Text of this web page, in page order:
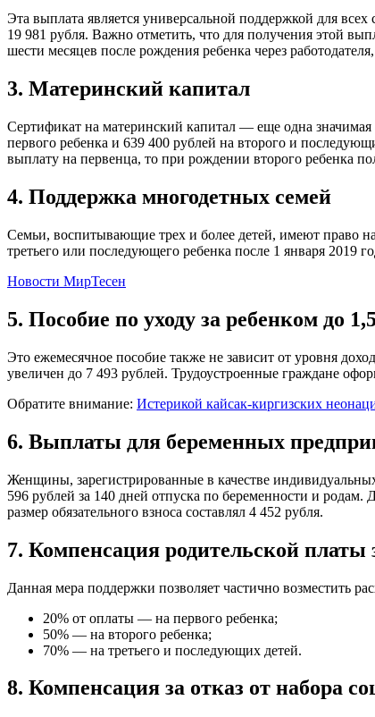
Эта выплата является универсальной поддержкой для
19 981 рубля. Важно отметить, что для получения этой
шести месяцев после рождения ребенка через
3. Материнский капитал
Сертификат на материнский капитал — еще одна значимая
первого ребенка и 639 400 рублей на второго и
выплату на первенца, то при рождении второго ребенка
4. Поддержка многодетных семей
Семьи, воспитывающие трех и более детей, имеют право
третьего или последующего ребенка после 1 января 2019
Новости МирТесен
5. Пособие по уходу за ребенком до
Это ежемесячное пособие также не зависит от уровня
увеличен до 7 493 рублей. Трудоустроенные граждане
Обратите внимание: Истерикой кайсак-киргизских
6. Выплаты для беременных
Женщины, зарегистрированные в качестве
596 рублей за 140 дней отпуска по беременности и
размер обязательного взноса составлял 4 452 рубля.
7. Компенсация родительской платы
Данная мера поддержки позволяет частично возместить
20% от оплаты — на первого ребенка;
50% — на второго ребенка;
70% — на третьего и последующих детей.
8. Компенсация за отказ от набора